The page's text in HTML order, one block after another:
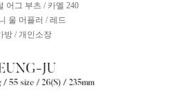
어그 부츠 / 카멜 240
울 머플러 / 레드
방 / 개인소장